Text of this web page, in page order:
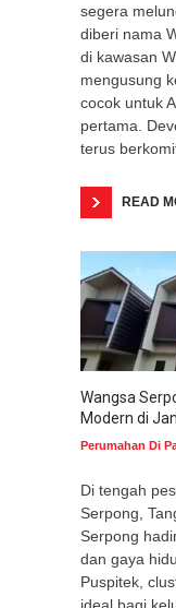
segera
diberi nama
di kawasan
mengusung
cocok untuk
pertama.
terus
READ
Wangsa
Modern di
Perumahan Di
Di tengah
Serpong,
Serpong
dan gaya
Puspitek,